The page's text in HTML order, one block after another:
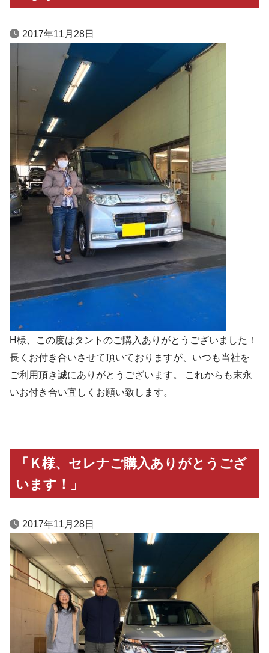
2017年11月28日
H様、この度はタントのご購入ありがとうございました！
長くお付き合いさせて頂いておりますが、いつも当社を
ご利用頂き誠にありがとうございます。 これからも末永
いお付き合い宜しくお願い致します。
「Ｋ様、セレナご購入ありがとうござ
います！」
2017年11月28日